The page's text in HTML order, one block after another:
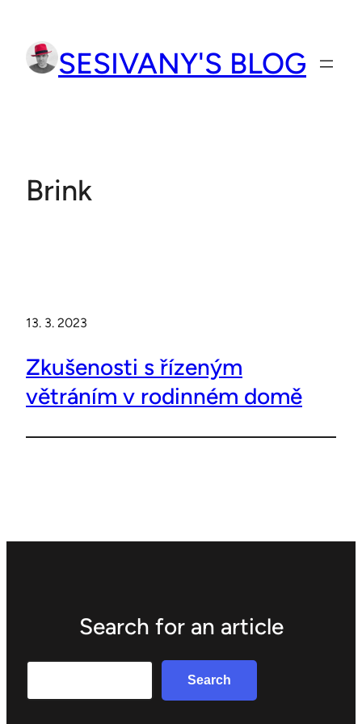
obsah
SESIVANY'S BLOG
Brink
13. 3. 2023
Zkušenosti s řízeným
větráním v rodinném domě
Search for an article
Search